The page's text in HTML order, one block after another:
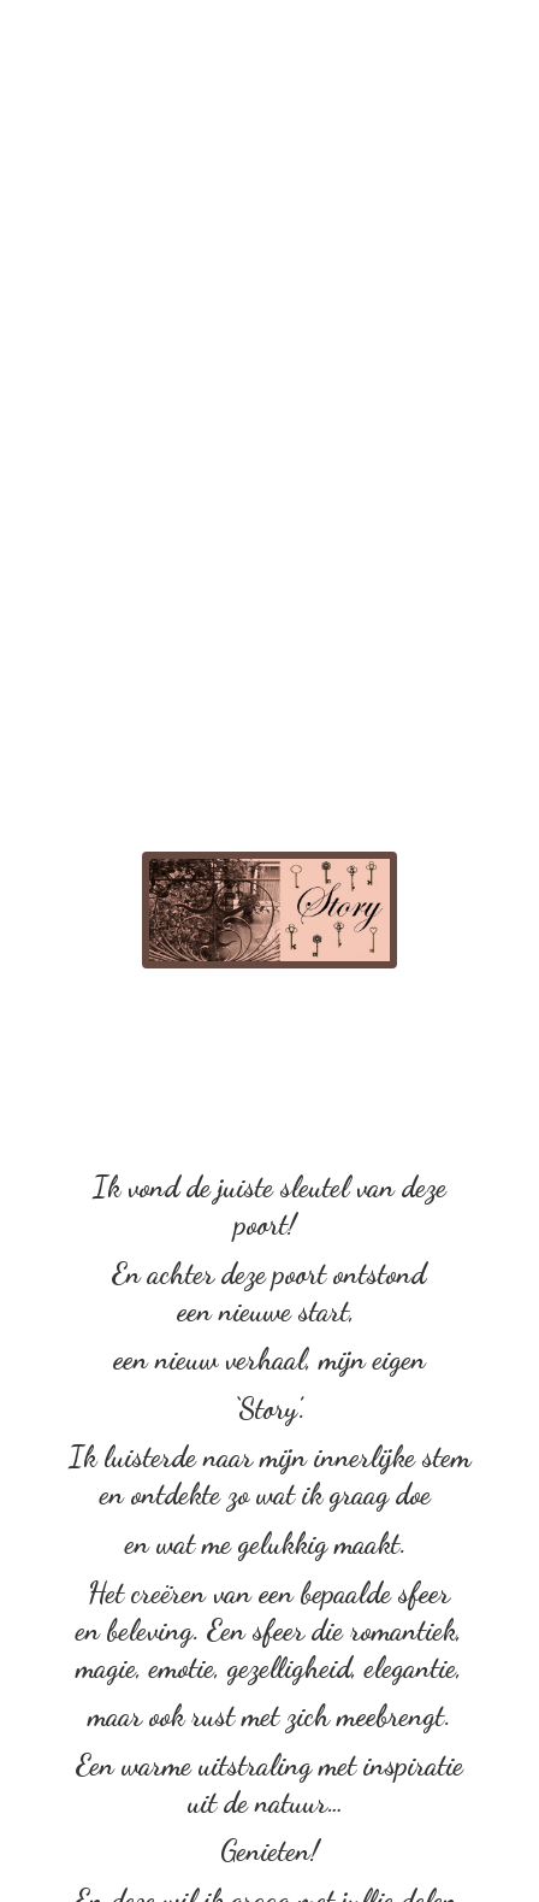
Ik vond de juiste sleutel van deze
poort!
En achter deze poort ontstond
een nieuwe start,
een nieuw verhaal, mijn eigen
‘Story’.
Ik luisterde naar mijn innerlijke stem
en ontdekte zo wat ik graag doe
en wat me gelukkig maakt.
Het creëren van een bepaalde sfeer
en beleving. Een sfeer die romantiek,
magie, emotie, gezelligheid, elegantie,
maar ook rust met zich meebrengt.
Een warme uitstraling met inspiratie
uit de natuur…
Genieten!